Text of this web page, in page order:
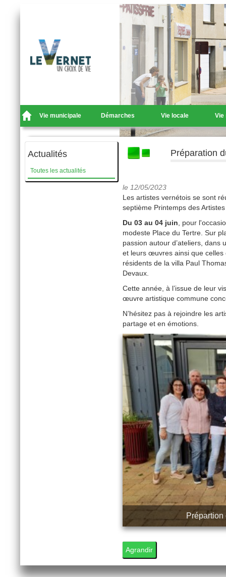
Vie municipale Démarches Vie locale Vie
Actualités
Toutes les actualités
Préparation
le 12/05/2023
Les artistes vernétois se sont
septième Printemps des
Du 03 au 04 juin , pour
modeste Place du Tertre. Sur
passion autour d’ateliers, dans
et leurs œuvres ainsi que celles
résidents de la villa Paul
Devaux.
Cette année, à l’issue de leur
œuvre artistique commune
N’hésitez pas à rejoindre les
partage et en émotions.
Prépartion
Agrandir